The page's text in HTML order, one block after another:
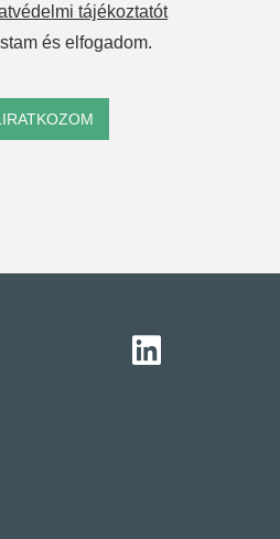
tájékoztatót
és elfogadom.